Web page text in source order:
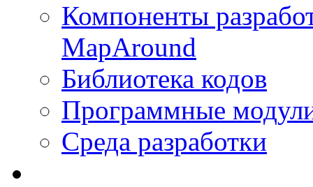
Компоненты
MapAround
Библиотека кодов
Программные
Среда разработки